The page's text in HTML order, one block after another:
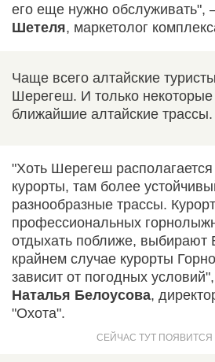
его еще нужно обслуживать",
Шетеля, маркетолог
Чаще всего алтайские
Шерегеш. И только некоторые
ближайшие алтайские трассы.
"Хоть Шерегеш
курорты, там более
разнообразные трассы.
профессиональных
отдыхать поближе, выбирают
крайнем случае курорты
зависит от погодных
Наталья Белоусова,
"Охота".